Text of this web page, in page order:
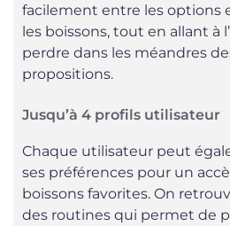
facilement entre les options
les boissons, tout en allant à
perdre dans les méandres
propositions.
Jusqu’à 4 profils utilisateur
Chaque utilisateur peut
ses préférences pour un
boissons favorites. On
des routines qui permet de